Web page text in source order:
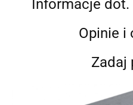
Informacje
Opinie i
Zadaj